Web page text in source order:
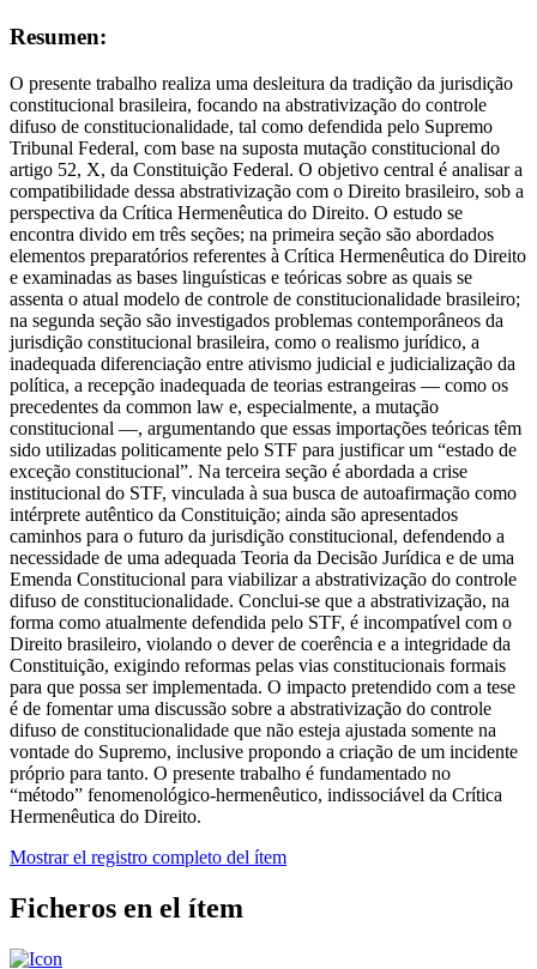
Resumen:
O presente trabalho realiza uma desleitura da tradição da jurisdição
constitucional brasileira, focando na abstrativização do controle
difuso de constitucionalidade, tal como defendida pelo Supremo
Tribunal Federal, com base na suposta mutação constitucional do
artigo 52, X, da Constituição Federal. O objetivo central é analisar a
compatibilidade dessa abstrativização com o Direito brasileiro, sob a
perspectiva da Crítica Hermenêutica do Direito. O estudo se
encontra divido em três seções; na primeira seção são abordados
elementos preparatórios referentes à Crítica Hermenêutica do Direito
e examinadas as bases linguísticas e teóricas sobre as quais se
assenta o atual modelo de controle de constitucionalidade brasileiro;
na segunda seção são investigados problemas contemporâneos da
jurisdição constitucional brasileira, como o realismo jurídico, a
inadequada diferenciação entre ativismo judicial e judicialização da
política, a recepção inadequada de teorias estrangeiras — como os
precedentes da common law e, especialmente, a mutação
constitucional —, argumentando que essas importações teóricas têm
sido utilizadas politicamente pelo STF para justificar um “estado de
exceção constitucional”. Na terceira seção é abordada a crise
institucional do STF, vinculada à sua busca de autoafirmação como
intérprete autêntico da Constituição; ainda são apresentados
caminhos para o futuro da jurisdição constitucional, defendendo a
necessidade de uma adequada Teoria da Decisão Jurídica e de uma
Emenda Constitucional para viabilizar a abstrativização do controle
difuso de constitucionalidade. Conclui-se que a abstrativização, na
forma como atualmente defendida pelo STF, é incompatível com o
Direito brasileiro, violando o dever de coerência e a integridade da
Constituição, exigindo reformas pelas vias constitucionais formais
para que possa ser implementada. O impacto pretendido com a tese
é de fomentar uma discussão sobre a abstrativização do controle
difuso de constitucionalidade que não esteja ajustada somente na
vontade do Supremo, inclusive propondo a criação de um incidente
próprio para tanto. O presente trabalho é fundamentado no
“método” fenomenológico-hermenêutico, indissociável da Crítica
Hermenêutica do Direito.
Mostrar el registro completo del ítem
Ficheros en el ítem